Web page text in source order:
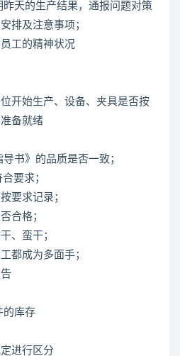
天的生产结果，通报问题对策
排及注意事项；
工的精神状况
开始生产、设备、夹具是否按
备就绪
书》的品质是否一致；
要求；
要求记录；
合格；
、蛮干；
都成为多面手；
的库存
进行区分